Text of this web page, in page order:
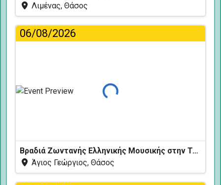
Λιμένας, Θάσος
06/08/2026
Φόρτωση...
Βραδιά Ζωντανής Ελληνικής Μουσικής στην Ταβέρνα Κελάρι
Άγιος Γεώργιος, Θάσος